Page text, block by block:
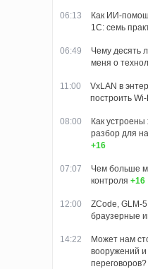
06:13
Как ИИ-
1С: семь
06:49
Чему десять
меня о
11:00
VxLAN в
построить
08:00
Как
разбор для
+16
07:07
Чем больше
контроля +16
12:00
ZCode, GLM-
браузерные
14:22
Может нам
вооружений и
переговоров?